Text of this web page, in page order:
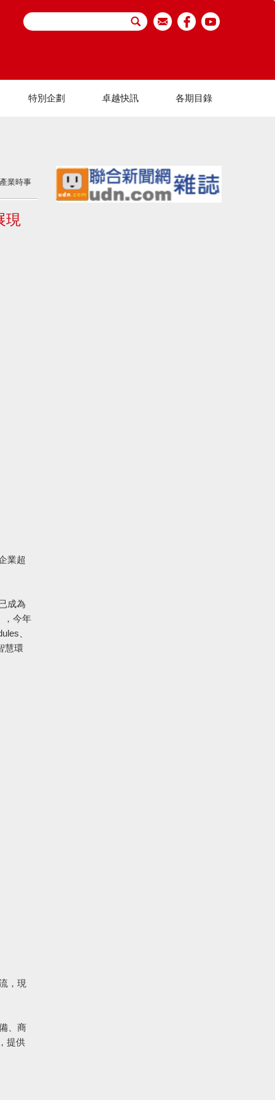
特別企劃 卓越快訊 各期目錄
產業時事
現
業超
成為
，今年
、
慧環
，現
、商
提供